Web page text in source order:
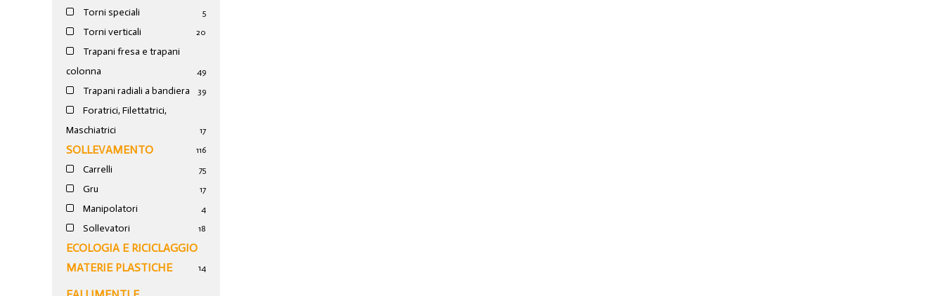
Torni speciali 5
Torni verticali 20
Trapani fresa e trapani
colonna
49
Trapani radiali a bandiera 39
Foratrici, Filettatrici,
Maschiatrici
17
SOLLEVAMENTO 116
Carrelli 75
Gru 17
Manipolatori 4
Sollevatori 18
ECOLOGIA E RICICLAGGIO
MATERIE PLASTICHE
14